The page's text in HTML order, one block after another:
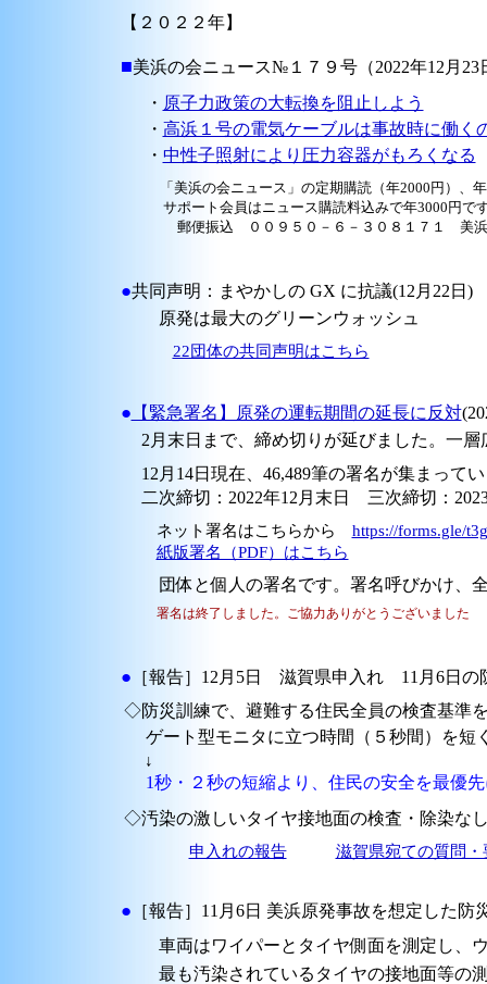
【２０２２年】
■美浜の会ニュース№１７９号（2022年12月23
・ 原子力政策の大転換を阻止しよう
・ 高浜１号の電気ケーブルは事故時に働く
・ 中性子照射により圧力容器がもろくなる
「美浜の会ニュース」の定期購読（年2000円）、
サポート会員はニュース購読料込みで年3000円で
郵便振込 ００９５０－６－３０８１７１ 美浜
●共同声明：まやかしの GX に抗議(12月22日)
原発は最大のグリーンウォッシュ
22団体の共同声明はこちら
● 【緊急署名】原発の運転期間の延長に反対
2月末日まで、締め切りが延びました。一層
12月14日現在、46,489筆の署名が集まって
二次締切：2022年12月末日 三次締切：
ネット署名はこちらから https://forms.gle/
紙版署名（PDF）はこちら
団体と個人の署名です。署名呼びかけ、全
署名は終了しました。ご協力ありがとうございました
● ［報告］12月5日 滋賀県申入れ 11月6日の
◇防災訓練で、避難する住民全員の検査基準を
ゲート型モニタに立つ時間（５秒間）を短
↓
1秒・２秒の短縮より、住民の安全を最優
◇汚染の激しいタイヤ接地面の検査・除染
申入れの報告 滋賀県宛ての質問・
● ［報告］11月6日 美浜原発事故を想定した防
車両はワイパーとタイヤ側面を測定し、ウ
最も汚染されているタイヤの接地面等の